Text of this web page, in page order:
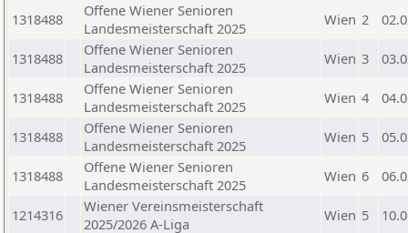
1318488
Offene Wiener Senioren
Landesmeisterschaft 2025
Wien 2
1318488
Offene Wiener Senioren
Landesmeisterschaft 2025
Wien 3
1318488
Offene Wiener Senioren
Landesmeisterschaft 2025
Wien 4
1318488
Offene Wiener Senioren
Landesmeisterschaft 2025
Wien 5
1318488
Offene Wiener Senioren
Landesmeisterschaft 2025
Wien 6
1214316
Wiener Vereinsmeisterschaft
2025/2026 A-Liga
Wien 5